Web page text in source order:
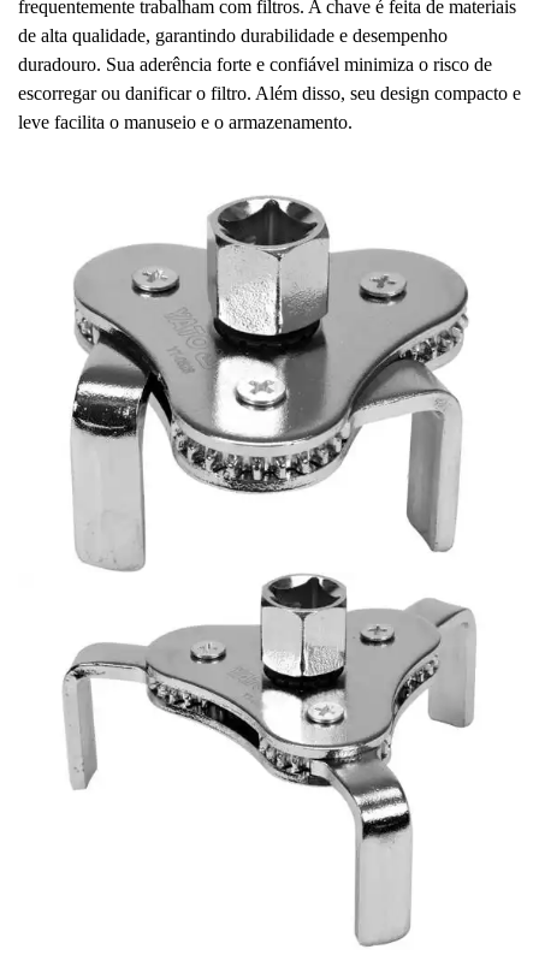
frequentemente trabalham com filtros. A chave é feita de materiais
de alta qualidade, garantindo durabilidade e desempenho
duradouro. Sua aderência forte e confiável minimiza o risco de
escorregar ou danificar o filtro. Além disso, seu design compacto e
leve facilita o manuseio e o armazenamento.